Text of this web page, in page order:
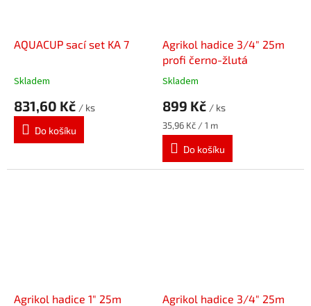
AQUACUP sací set KA 7
Skladem
831,60 Kč / ks
Do košíku
Agrikol hadice 3/4" 25m
profi černo-žlutá
Skladem
899 Kč / ks
Měrná
cena:
35,96 Kč / 1 m
Do košíku
Agrikol hadice 1" 25m
Agrikol hadice 3/4" 25m